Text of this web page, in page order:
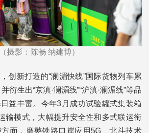
（摄影：陈畅 纳建博）
创新打造的“澜湄快线”国际货物列车累
衍生出“京滇·澜湄线”“沪滇·澜湄线”等品
益丰富。今年3月成功试验罐式集装箱
输模式，大幅提升安全性和多式联运衔
面，磨憨铁路口岸应用5G、北斗技术